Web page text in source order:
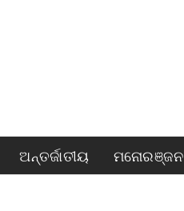
ଅନ୍ତର୍ଜାତୀୟ ମନୋରଞ୍ଜନ